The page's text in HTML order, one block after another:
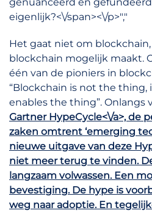
eigenlijk?<\/span><\/p>","
Het gaat niet om
blockchain mogelijk maakt.
één van de pioniers in
“Blockchain is not the
enables the thing”. Onlangs
Gartner HypeCycle<\/a>, de
zaken omtrent ‘emerging
nieuwe uitgave van deze
niet meer terug te vinden.
langzaam volwassen. Een
bevestiging. De hype is
weg naar adoptie. En